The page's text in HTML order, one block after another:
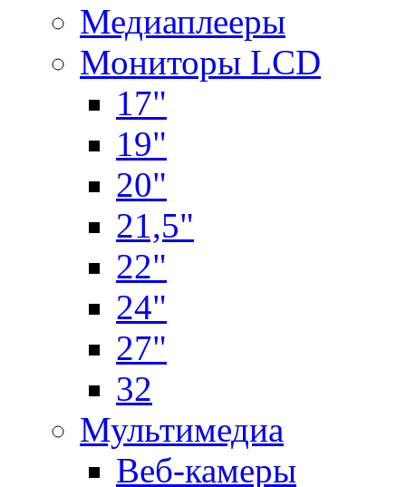
Медиаплееры
Мониторы LCD
17"
19"
20"
21,5"
22"
24"
27"
32
Мультимедиа
Веб-камеры